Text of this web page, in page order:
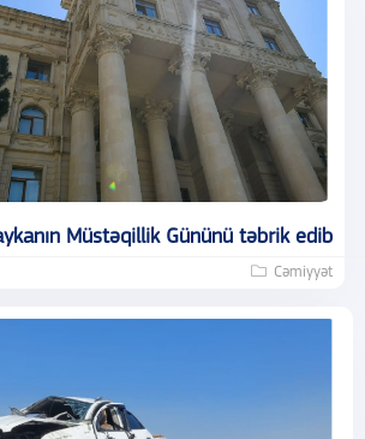
Müstəqillik Gününü təbrik edib
Cəmiyyət